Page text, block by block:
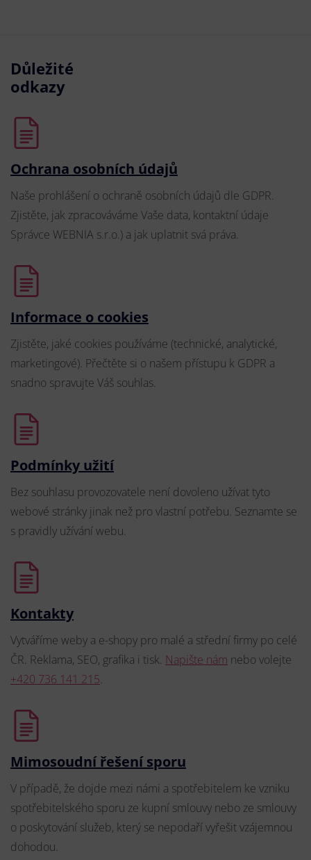
Důležité
odkazy
Ochrana osobních údajů
Naše prohlášení o ochraně osobních údajů dle GDPR.
Zjistěte, jak zpracováváme Vaše data, kontaktní údaje
Správce WEBNIA s.r.o.) a jak uplatnit svá práva.
Informace o cookies
Zjistěte, jaké cookies používáme (technické, analytické,
marketingové). Přečtěte si o našem přístupu k GDPR a
snadno spravujte Váš souhlas.
Podmínky užití
Bez souhlasu provozovatele není dovoleno užívat tyto
webové stránky jinak než pro vlastní potřebu. Seznamte se
s pravidly užívání webu.
Kontakty
Vytváříme weby a e-shopy pro malé a střední firmy po celé
ČR. Reklama, SEO, grafika i tisk. Napište nám nebo volejte
+420 736 141 215.
Mimosoudní řešení sporu
V případě, že dojde mezi námi a spotřebitelem ke vzniku
spotřebitelského sporu ze kupní smlouvy nebo ze smlouvy
o poskytování služeb, který se nepodaří vyřešit vzájemnou
dohodou.